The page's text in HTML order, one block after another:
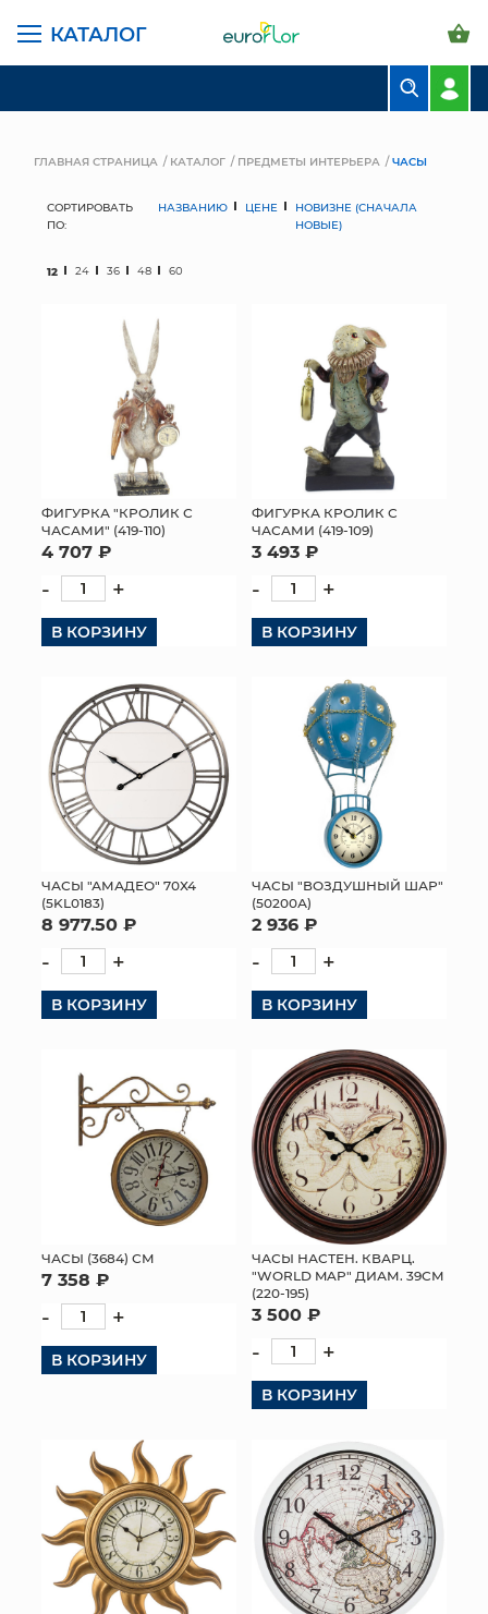
КАТАЛОГ
ГРУНТЫ И УДОБРЕНИЯ
ПРЕДМЕТЫ ИНТЕРЬЕРА
МЯГКИЕ ИГРУШКИ
КОРЗИНЫ
ЯЩИКИ
ИСКУССТВЕННЫЕ ЦВЕТЫ
ПАКЕТЫ И СУМКИ
ПОДАРОЧНЫЕ КАРТЫ
ОПТОВЫМ КЛИЕНТАМ
ДОСТАВКА И ОПЛАТА
КОНТАКТЫ
ГЛАВНАЯ СТРАНИЦА КАТАЛОГ ПРЕДМЕТЫ ИНТЕРЬЕРА ЧАСЫ
СОРТИРОВАТЬ
ПО:
НАЗВАНИЮ ЦЕНЕ
НОВИЗНЕ (СНАЧАЛА
НОВЫЕ)
12 24 36 48 60
ФИГУРКА "КРОЛИК С
ЧАСАМИ" (419-110)
4 707 ₽
- +
В КОРЗИНУ
ФИГУРКА КРОЛИК С
ЧАСАМИ (419-109)
3 493 ₽
- +
В КОРЗИНУ
ЧАСЫ "АМАДЕО" 70Х4
(5KL0183)
8 977.50 ₽
- +
В КОРЗИНУ
ЧАСЫ "ВОЗДУШНЫЙ ШАР"
(50200А)
2 936 ₽
- +
В КОРЗИНУ
ЧАСЫ (3684) СМ
7 358 ₽
- +
В КОРЗИНУ
ЧАСЫ НАСТЕН. КВАРЦ.
"WORLD MAP" ДИАМ. 39СМ
(220-195)
3 500 ₽
- +
В КОРЗИНУ